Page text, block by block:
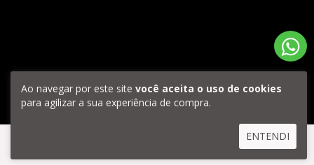
Ao navegar por este site você aceita o uso de cookies
para agilizar a sua experiência de compra.
ENTENDI